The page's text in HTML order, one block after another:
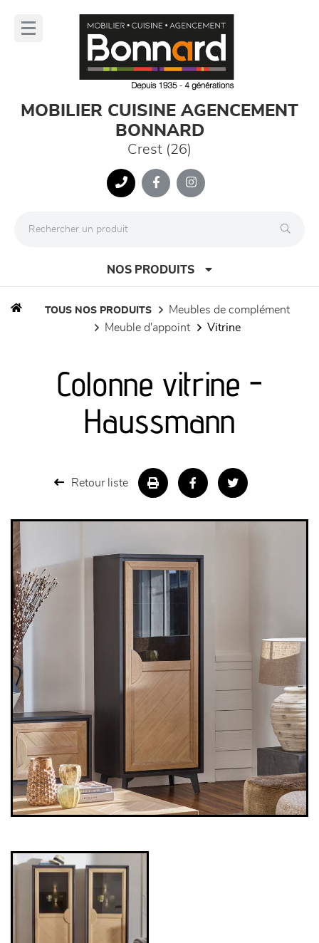
MOBILIER CUISINE AGENCEMENT
BONNARD
Crest (26)
NOS PRODUITS
séjours
meubles de complément
TOUS NOS PRODUITS
meubles de complément
meuble d'appoint
vitrine
Colonne vitrine -
Haussmann
Retour liste